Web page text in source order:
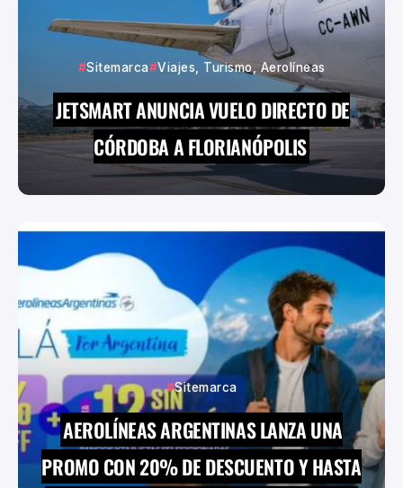
Sitemarca Viajes, Turismo, Aerolíneas
JETSMART ANUNCIA VUELO DIRECTO DE
CÓRDOBA A FLORIANÓPOLIS
Sitemarca
AEROLÍNEAS ARGENTINAS LANZA UNA
PROMO CON 20% DE DESCUENTO Y HASTA